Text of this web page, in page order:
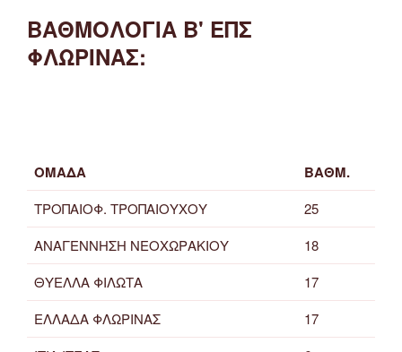
ΒΑΘΜΟΛΟΓΙΑ Β' ΕΠΣ
ΦΛΩΡΙΝΑΣ:
ΟΜΑΔΑ ΒΑΘΜ.
ΤΡΟΠΑΙΟΦ. ΤΡΟΠΑΙΟΥΧΟΥ
25
ΑΝΑΓΕΝΝΗΣΗ ΝΕΟΧΩΡΑΚΙΟΥ
18
ΘΥΕΛΛΑ ΦΙΛΩΤΑ
17
ΕΛΛΑΔΑ ΦΛΩΡΙΝΑΣ
17